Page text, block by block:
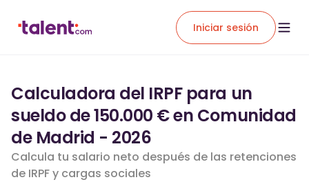
Iniciar sesión
Calculadora del IRPF para un
sueldo de 150.000 € en Comunidad
de Madrid - 2026
Calcula tu salario neto después de las retenciones
de IRPF y cargas sociales